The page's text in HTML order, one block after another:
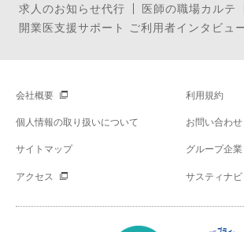
求人のお知らせ代行
医師の職場カルテ
開業医支援サポート ご利用者インタビュ
会社概要 利用規約
個人情報の取り扱いについて お問い合わせ
サイトマップ グループ企業
アクセス サスティナビ